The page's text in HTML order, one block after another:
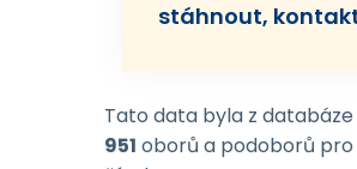
stáhnout,
Tato data byla z
951 oborů a podoborů